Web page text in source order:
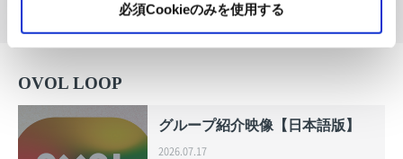
必須Cookieのみを使用する
OVOL LOOP
グループ紹介映像【日本語版】
2026.07.17